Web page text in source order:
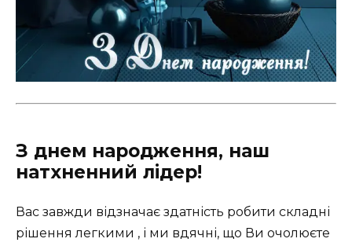
З днем народження, наш
натхненний лідер!
Вас завжди відзначає здатність робити складні
рішення легкими , і ми вдячні, що Ви очолюєте